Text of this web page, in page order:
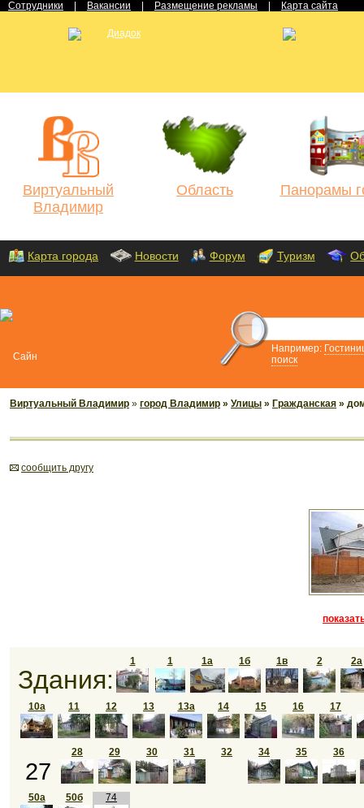
Сотрудники Вакансии Размещение рекламы Карта сайта
Виртуальный
Владимир
Область Панорамы
Карта города Новости Форум Туризм
Например:
поиск
Виртуальный Владимир » город Владимир » Улицы » Гражданская »
cообщить другу
Здания:
1 1 1а 1б 1в 2 2а
10а 11 12 13 13а 14 15 16 17
27
28 29 30 31 32 34 35 36
50а 50б 74